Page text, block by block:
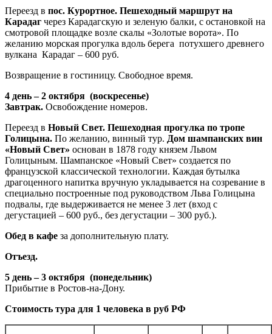
Переезд в пос. Курортное. Пешеходный маршрут на
Карадаг через Карадагскую и зеленую балки, с остановкой на
смотровой площадке возле скалы «Золотые ворота». По
желанию морская прогулка вдоль берега потухшего древнего
вулкана Карадаг – 600 руб.
Возвращение в гостиницу. Свободное время.
4 день – 2 октября (воскресенье)
Завтрак. Освобождение номеров.
Переезд в Новый Свет. Пешеходная прогулка по тропе
Голицына. По желанию, винный тур. Дом шампанских вин
«Новый Свет» основан в 1878 году князем Львом
Голицыным. Шампанское «Новый Свет» создается по
французской классической технологии. Каждая бутылка
драгоценного напитка вручную укладывается на созревание в
специально построенные под руководством Льва Голицына
подвалы, где выдерживается не менее 3 лет (вход с
дегустацией – 600 руб., без дегустации – 300 руб.).
Обед в кафе за дополнительную плату.
Отъезд.
5 день – 3 октября (понедельник)
Прибытие в Ростов-на-Дону.
Стоимость тура для 1 человека в руб РФ